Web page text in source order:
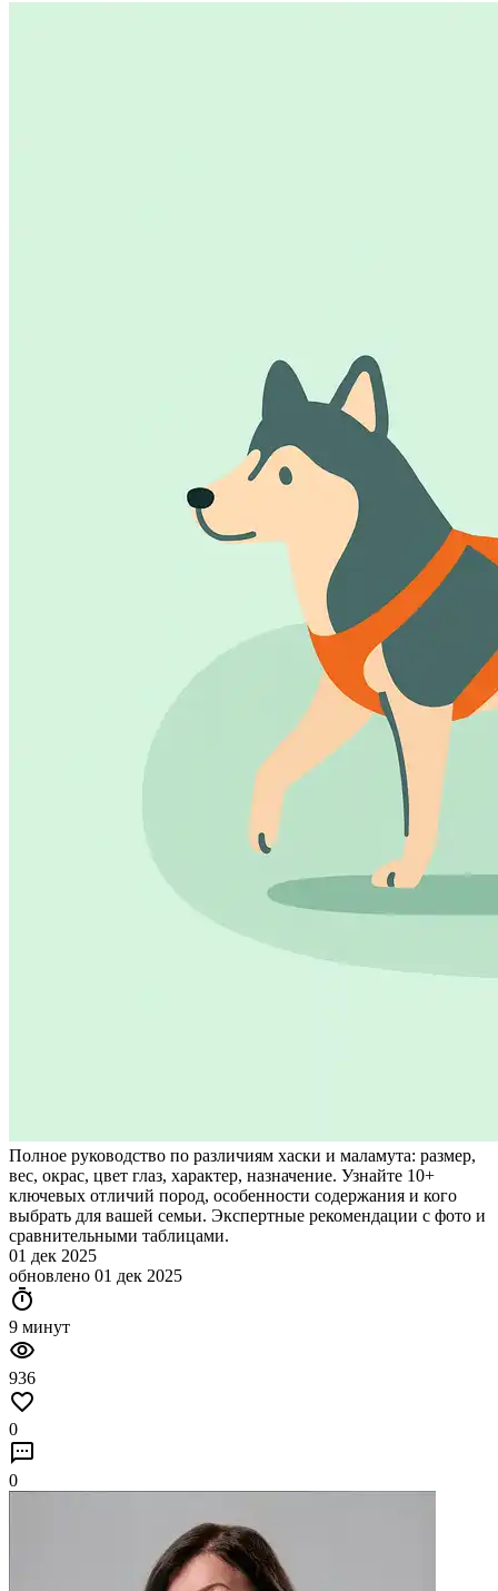
Полное руководство по различиям хаски и маламута: размер,
вес, окрас, цвет глаз, характер, назначение. Узнайте 10+
ключевых отличий пород, особенности содержания и кого
выбрать для вашей семьи. Экспертные рекомендации с фото и
сравнительными таблицами.
01 дек 2025
обновлено 01 дек 2025
timer
9 минут
visibility
936
favorite_border
0
sms
0